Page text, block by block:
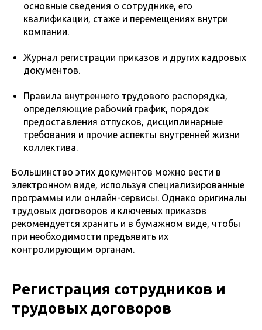
основные сведения о сотруднике, его
квалификации, стаже и перемещениях внутри
компании.
Журнал регистрации приказов и других кадровых
документов.
Правила внутреннего трудового распорядка,
определяющие рабочий график, порядок
предоставления отпусков, дисциплинарные
требования и прочие аспекты внутренней жизни
коллектива.
Большинство этих документов можно вести в
электронном виде, используя специализированные
программы или онлайн-сервисы. Однако оригиналы
трудовых договоров и ключевых приказов
рекомендуется хранить и в бумажном виде, чтобы
при необходимости предъявить их
контролирующим органам.
Регистрация сотрудников и
трудовых договоров